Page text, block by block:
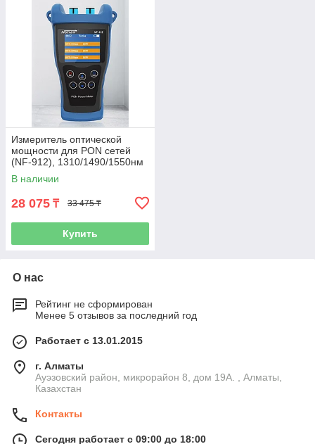
Измеритель оптической
мощности для PON сетей
(NF-912), 1310/1490/1550нм
В наличии
28 075 ₸ 33 475 ₸
Купить
О нас
Рейтинг не сформирован
Менее 5 отзывов за последний год
Работает с 13.01.2015
г. Алматы
Ауэзовский район, микрорайон 8, дом 19А. , Алматы,
Казахстан
Контакты
Сегодня работает с 09:00 до 18:00